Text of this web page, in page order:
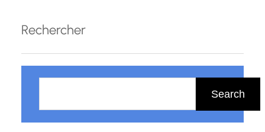
Rechercher
h
Search